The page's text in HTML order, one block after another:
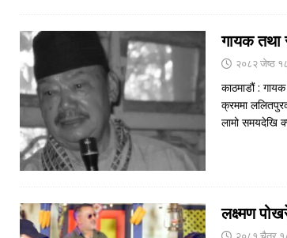
गायक तथा
२०८२ जेष्ठ
काठमाडौं :
क्रममा
लामो समयदेखि
लक्ष्मण